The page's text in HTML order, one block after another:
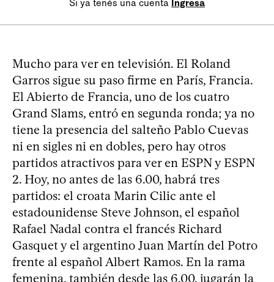
Si ya tenés una cuenta Ingresá
Mucho para ver en televisión. El Roland
Garros sigue su paso firme en París, Francia.
El Abierto de Francia, uno de los cuatro
Grand Slams, entró en segunda ronda; ya no
tiene la presencia del salteño Pablo Cuevas
ni en sigles ni en dobles, pero hay otros
partidos atractivos para ver en ESPN y ESPN
2. Hoy, no antes de las 6.00, habrá tres
partidos: el croata Marin Cilic ante el
estadounidense Steve Johnson, el español
Rafael Nadal contra el francés Richard
Gasquet y el argentino Juan Martín del Potro
frente al español Albert Ramos. En la rama
femenina, también desde las 6.00, jugarán la